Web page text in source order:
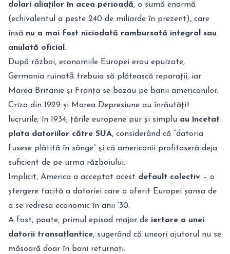
dolari aliaților în acea perioadă, o sumă enormă
(echivalentul a peste 240 de miliarde în prezent), care
însă nu a mai fost niciodată rambursată integral sau
anulată oficial.
După război, economiile Europei erau epuizate,
Germania ruinatǎ trebuia să plătească reparații, iar
Marea Britanie și Franța se bazau pe banii americanilor.
Criza din 1929 și Marea Depresiune au înrăutățit
lucrurile; în 1934, țările europene pur și simplu au încetat
plata datoriilor către SUA, considerând că “datoria
fusese plătită în sânge” și că americanii profitaseră deja
suficient de pe urma războiului.
Implicit, America a acceptat acest default colectiv – o
ștergere tacită a datoriei care a oferit Europei șansa de
a se redresa economic în anii ’30.
A fost, poate, primul episod major de iertare a unei
datorii transatlantice, sugerând că uneori ajutorul nu se
măsoară doar în bani returnați.